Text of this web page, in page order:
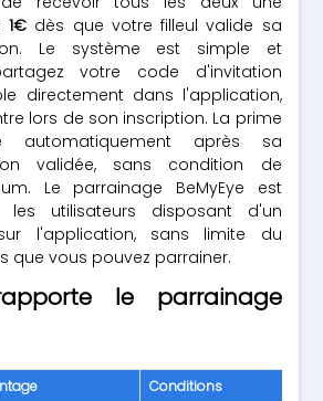
1€dès que votre filleul valide sa
Le système est simple et
votre code d'invitation
directement dans l'application,
lors de son inscription. La prime
automatiquement après sa
validée, sans condition de
Le parrainage BeMyEye est
utilisateurs disposant d'un
l'application, sans limite du
que vous pouvez parrainer.
le parrainage
Conditions